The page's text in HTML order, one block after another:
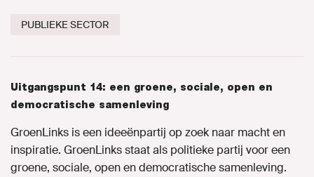
PUBLIEKE SECTOR
Uitgangspunt 14: een groene, sociale, open en
democratische samenleving
GroenLinks is een ideeënpartij op zoek naar macht en
inspiratie. GroenLinks staat als politieke partij voor een
groene, sociale, open en democratische samenleving.